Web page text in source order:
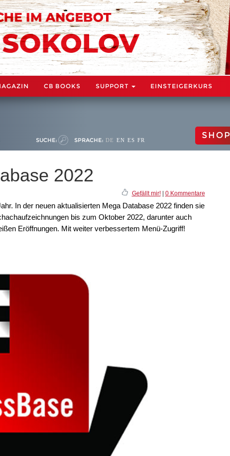
CB BOOKS SUPPORT EINSTEIGERKURS
SUCHE: SPRACHE: DE EN ES FR SHOP
2022
Gefällt mir!| 0 Kommentare
In der neuen aktualisierten Mega Database 2022 finden sie
bis zum Oktober 2022, darunter auch
Eröffnungen. Mit weiter verbessertem Menü-Zugriff!